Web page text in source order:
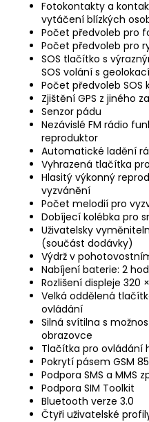
Fotokontakty a
vytáčení blízkých
Počet předvoleb pro
Počet předvoleb pro
SOS tlačítko s
SOS volání s
Počet předvoleb SOS
Zjištění GPS z jiného
Senzor pádu
Nezávislé FM rádio
reproduktor
Automatické ladění
Vyhrazená tlačítka
Hlasitý výkonný
vyzvánění
Počet melodií pro
Dobíjecí kolébka pro
Uživatelsky
(součást dodávky)
Výdrž v
Nabíjení baterie: 2
Rozlišení displeje 320
Velká oddělená
ovládání
Silná svítilna s
obrazovce
Tlačítka pro ovládání
Pokrytí pásem GSM
Podpora SMS a MMS
Podpora SIM Toolkit
Bluetooth verze 3.0
Čtyři uživatelské